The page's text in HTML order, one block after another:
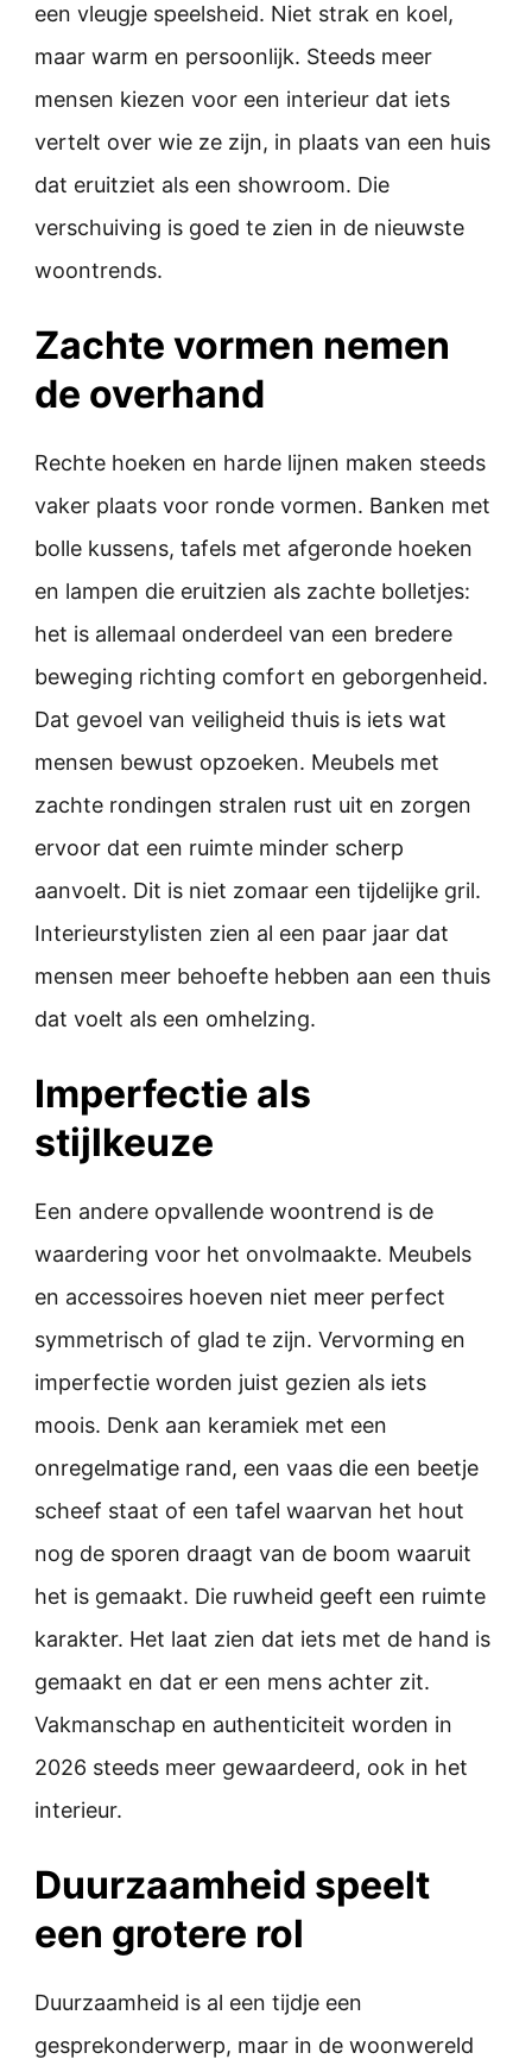
een vleugje speelsheid. Niet strak en koel,
maar warm en persoonlijk. Steeds meer
mensen kiezen voor een interieur dat iets
vertelt over wie ze zijn, in plaats van een huis
dat eruitziet als een showroom. Die
verschuiving is goed te zien in de nieuwste
woontrends.
Zachte vormen nemen
de overhand
Rechte hoeken en harde lijnen maken steeds
vaker plaats voor ronde vormen. Banken met
bolle kussens, tafels met afgeronde hoeken
en lampen die eruitzien als zachte bolletjes:
het is allemaal onderdeel van een bredere
beweging richting comfort en geborgenheid.
Dat gevoel van veiligheid thuis is iets wat
mensen bewust opzoeken. Meubels met
zachte rondingen stralen rust uit en zorgen
ervoor dat een ruimte minder scherp
aanvoelt. Dit is niet zomaar een tijdelijke gril.
Interieurstylisten zien al een paar jaar dat
mensen meer behoefte hebben aan een thuis
dat voelt als een omhelzing.
Imperfectie als
stijlkeuze
Een andere opvallende woontrend is de
waardering voor het onvolmaakte. Meubels
en accessoires hoeven niet meer perfect
symmetrisch of glad te zijn. Vervorming en
imperfectie worden juist gezien als iets
moois. Denk aan keramiek met een
onregelmatige rand, een vaas die een beetje
scheef staat of een tafel waarvan het hout
nog de sporen draagt van de boom waaruit
het is gemaakt. Die ruwheid geeft een ruimte
karakter. Het laat zien dat iets met de hand is
gemaakt en dat er een mens achter zit.
Vakmanschap en authenticiteit worden in
2026 steeds meer gewaardeerd, ook in het
interieur.
Duurzaamheid speelt
een grotere rol
Duurzaamheid is al een tijdje een
gesprekonderwerp, maar in de woonwereld